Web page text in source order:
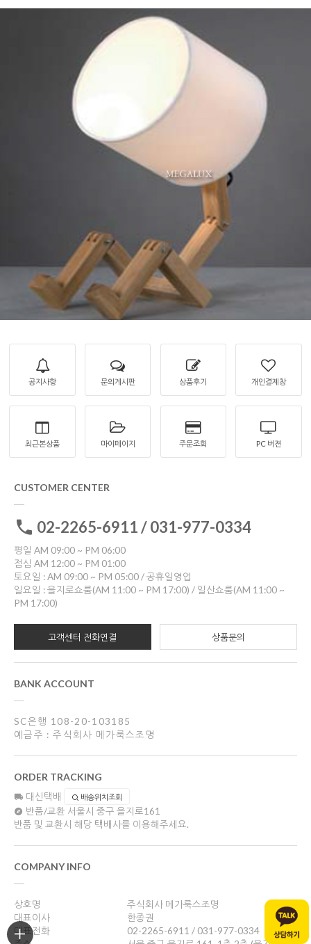
공지사항 문의게시판 상품후기 개인결제창
최근본상품 마이페이지 주문조회 PC 버젼
CUSTOMER CENTER
02-2265-6911 / 031-977-0334
평일 AM 09:00 ~ PM 06:00
점심 AM 12:00 ~ PM 01:00
토요일 : AM 09:00 ~ PM 05:00 / 공휴일영업
일요일 : 을지로쇼룸(AM 11:00 ~ PM 17:00) / 일산쇼룸(AM 11:00 ~
PM 17:00)
고객센터 전화연결 상품문의
BANK ACCOUNT
SC은행 108-20-103185
예금주 : 주식회사 메가룩스조명
ORDER TRACKING
대신택배 배송위치조회
반품/교환 서울시 중구 을지로161
반품 및 교환시 해당 택배사를 이용해주세요.
COMPANY INFO
상호명
주식회사 메가룩스조명
대표이사
한종권
대표전화
02-2265-6911 / 031-977-0334